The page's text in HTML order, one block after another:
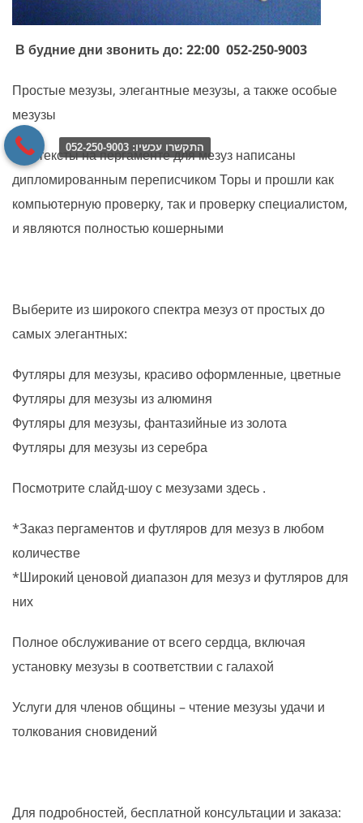
В будние дни звонить до: 22:00 052-250-9003
Простые мезузы, элегантные мезузы, а также особые
мезузы
Все тексты на пергаменте для мезуз написаны
дипломированным переписчиком Торы и прошли как
компьютерную проверку, так и проверку специалистом,
и являются полностью кошерными
Выберите из широкого спектра мезуз от простых до
самых элегантных:
Футляры для мезузы, красиво оформленные, цветные
Футляры для мезузы из алюминя
Футляры для мезузы, фантазийные из золота
Футляры для мезузы из серебра
Посмотрите слайд-шоу с мезузами здесь .
*Заказ пергаментов и футляров для мезуз в любом
количестве
*Широкий ценовой диапазон для мезуз и футляров для
них
Полное обслуживание от всего сердца, включая
установку мезузы в соответствии с галахой
Услуги для членов общины – чтение мезузы удачи и
толкования сновидений
Для подробностей, бесплатной консультации и заказа:
התקשרו עכשיו: 052-250-9003